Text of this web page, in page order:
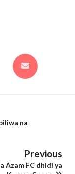
na
Previous
Azam FC dhidi ya